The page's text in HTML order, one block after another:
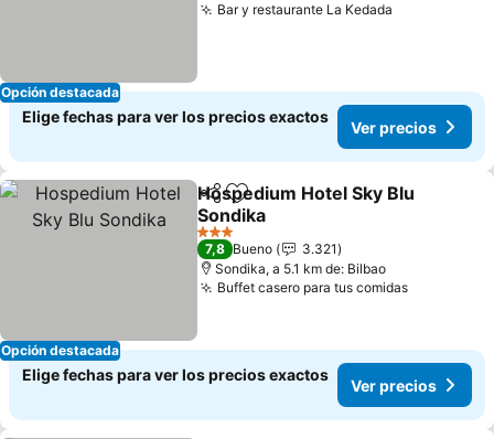
Opción destacada
Bar y restaurante La Kedada
Elige fechas para ver los precios exactos
Ver precios
Opción destacada
CompartirAgregar a favoritos
Hospedium Hotel Sky Blu
Sondika
Ver precios
3 Estrellas
7,8 Bueno
3.321
Sondika, a 5.1 km de: Bilbao
Buffet casero para tus comidasVer
Elige fechas para ver los precios exactos
Ver precios